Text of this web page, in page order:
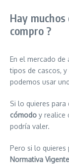
Hay
compro ?
En el mercado de
tipos de cascos,
podemos usar
Si lo quieres para
cómodo y realice
podría valer.
Pero si lo quieres
Normativa